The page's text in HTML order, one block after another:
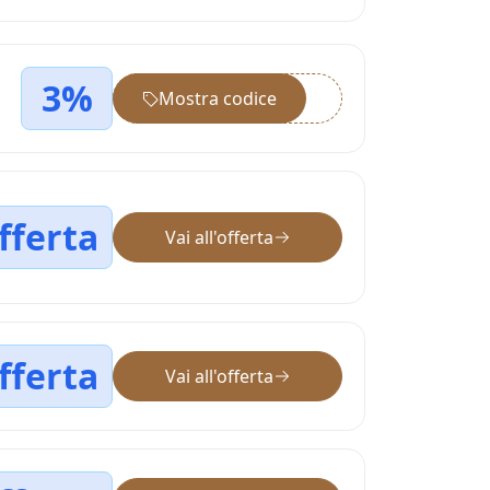
3% ••••••
Mostra codice
Vai all'offerta
Vai all'offerta